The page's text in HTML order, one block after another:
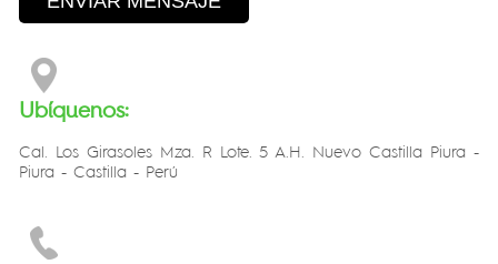
Ubíquenos:
Cal. Los Girasoles Mza. R Lote. 5 A.H. Nuevo Castilla Piura -
Piura - Castilla - Perú